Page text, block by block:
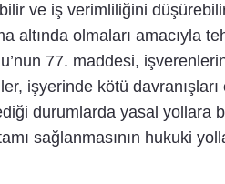
ve iş verimliliğini
olmaları amacıyla
77. maddesi,
işyerinde kötü
durumlarda yasal
sağlanmasının hukuki